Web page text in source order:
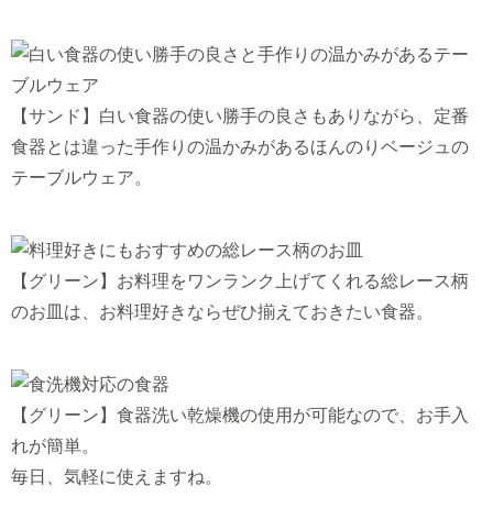
【サンド】白い食器の使い勝手の良さもありながら、定番
食器とは違った手作りの温かみがあるほんのりベージュの
テーブルウェア。
【グリーン】お料理をワンランク上げてくれる総レース柄
のお皿は、お料理好きならぜひ揃えておきたい食器。
【グリーン】食器洗い乾燥機の使用が可能なので、お手入
れが簡単。
毎日、気軽に使えますね。